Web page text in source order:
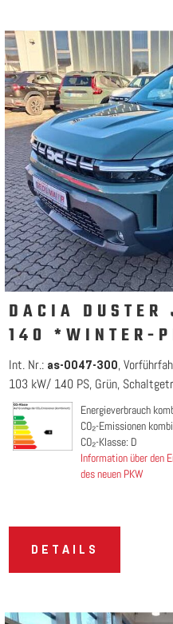
DACIA DUSTER
140 *WINTER-
Int. Nr.: as-0047-300
103 kW/ 140 PS Grün
Energieverbrauch
CO₂-Emissionen
CO₂-Klasse: D
Information über den
des neuen PKW
DETAILS